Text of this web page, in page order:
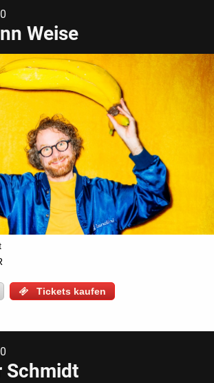
Weise
Tickets kaufen
Schmidt